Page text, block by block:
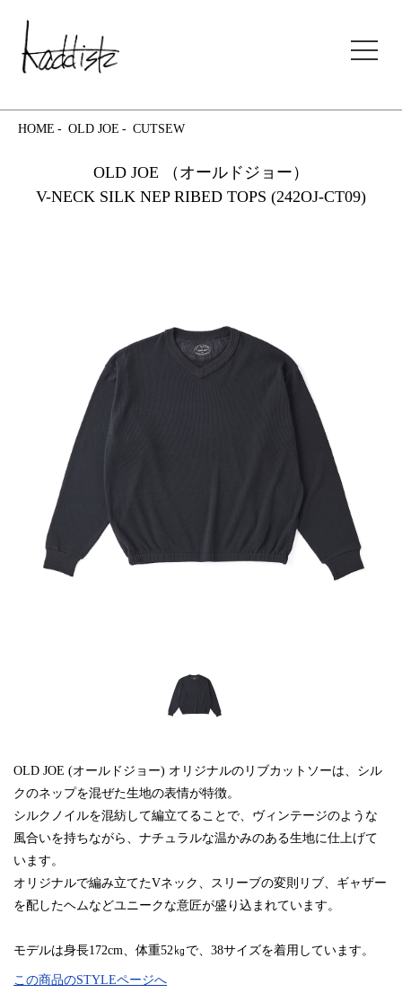
kaddish development store
HOME OLD JOE CUTSEW
OLD JOE （オールドジョー）
V-NECK SILK NEP RIBED TOPS (242OJ-CT09)
OLD JOE (オールドジョー) オリジナルのリブカットソーは、シル
クのネップを混ぜた生地の表情が特徴。
シルクノイルを混紡して編立てることで、ヴィンテージのような
風合いを持ちながら、ナチュラルな温かみのある生地に仕上げて
います。
オリジナルで編み立てたVネック、スリーブの変則リブ、ギャザー
を配したヘムなどユニークな意匠が盛り込まれています。
モデルは身長172cm、体重52㎏で、38サイズを着用しています。
この商品のSTYLEページへ